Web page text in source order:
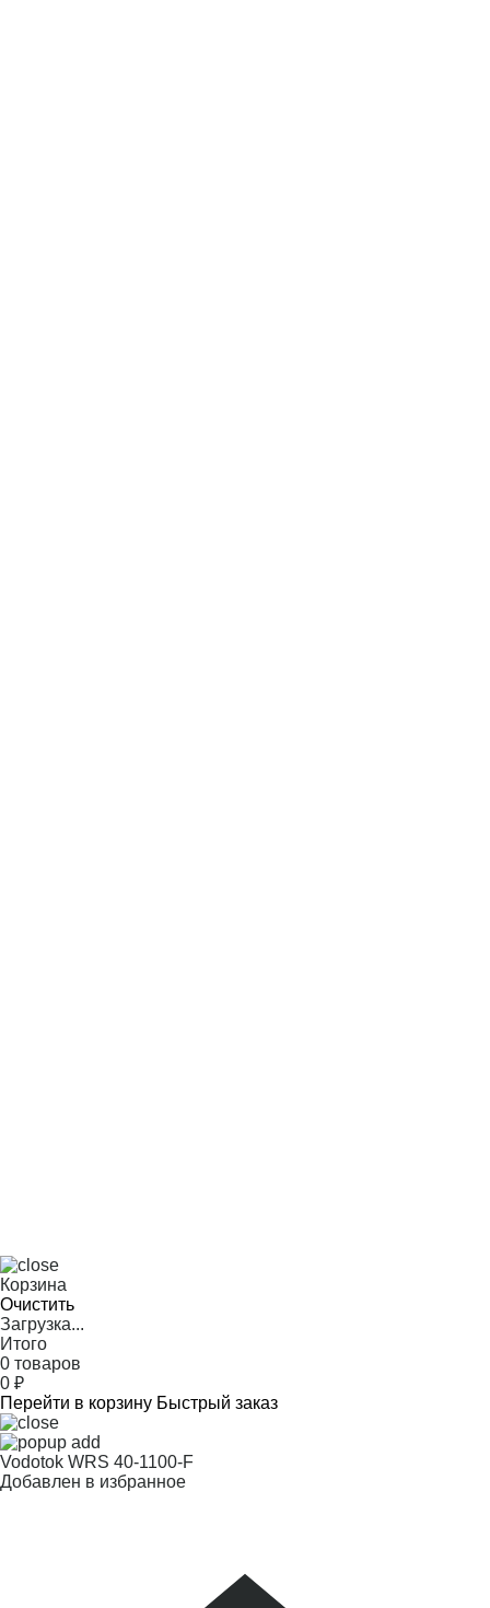
Корзина
Очистить
Загрузка...
Итого
0 товаров
0 ₽
Перейти в корзину Быстрый заказ
Vodotok WRS 40-1100-F
Добавлен в избранное